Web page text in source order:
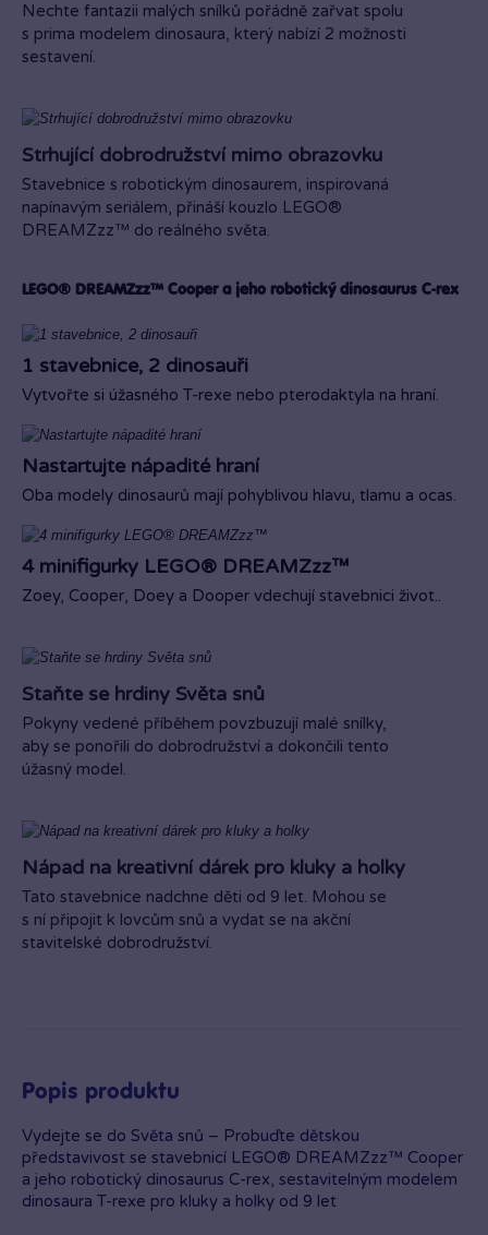
Nechte fantazii malých snílků pořádně zařvat spolu
s prima modelem dinosaura, který nabízí 2 možnosti
sestavení.
Strhující dobrodružství mimo obrazovku
Stavebnice s robotickým dinosaurem, inspirovaná
napínavým seriálem, přináší kouzlo LEGO®
DREAMZzz™ do reálného světa.
LEGO® DREAMZzz™ Cooper a jeho robotický dinosaurus C-rex
1 stavebnice, 2 dinosauři
Vytvořte si úžasného T-rexe nebo pterodaktyla na hraní.
Nastartujte nápadité hraní
Oba modely dinosaurů mají pohyblivou hlavu, tlamu a ocas.
4 minifigurky LEGO® DREAMZzz™
Zoey, Cooper, Doey a Dooper vdechují stavebnici život..
Staňte se hrdiny Světa snů
Pokyny vedené příběhem povzbuzují malé snílky,
aby se ponořili do dobrodružství a dokončili tento
úžasný model.
Nápad na kreativní dárek pro kluky a holky
Tato stavebnice nadchne děti od 9 let. Mohou se
s ní připojit k lovcům snů a vydat se na akční
stavitelské dobrodružství.
Popis produktu
Vydejte se do Světa snů – Probuďte dětskou
představivost se stavebnicí LEGO® DREAMZzz™ Cooper
a jeho robotický dinosaurus C-rex, sestavitelným modelem
dinosaura T-rexe pro kluky a holky od 9 let